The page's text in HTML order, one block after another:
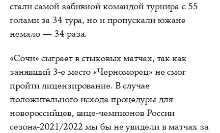
стали самой забивной командой турнира с 55
голами за 34 тура, но и пропускали южане
немало — 34 раза.
«Сочи» сыграет в стыковых матчах, так как
занявший 3-е место «Черноморец» не смог
пройти лицензирование. В случае
положительного исхода процедуры для
новороссийцев, вице-чемпионов России
сезона-2021/2022 мы бы не увидели в матчах за